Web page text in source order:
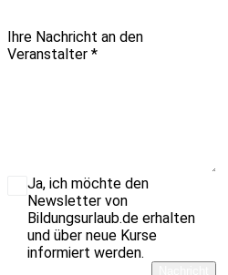
Ihre Nachricht an den
Veranstalter *
Ja, ich möchte den
Newsletter von
Bildungsurlaub.de erhalten
und über neue Kurse
informiert werden.